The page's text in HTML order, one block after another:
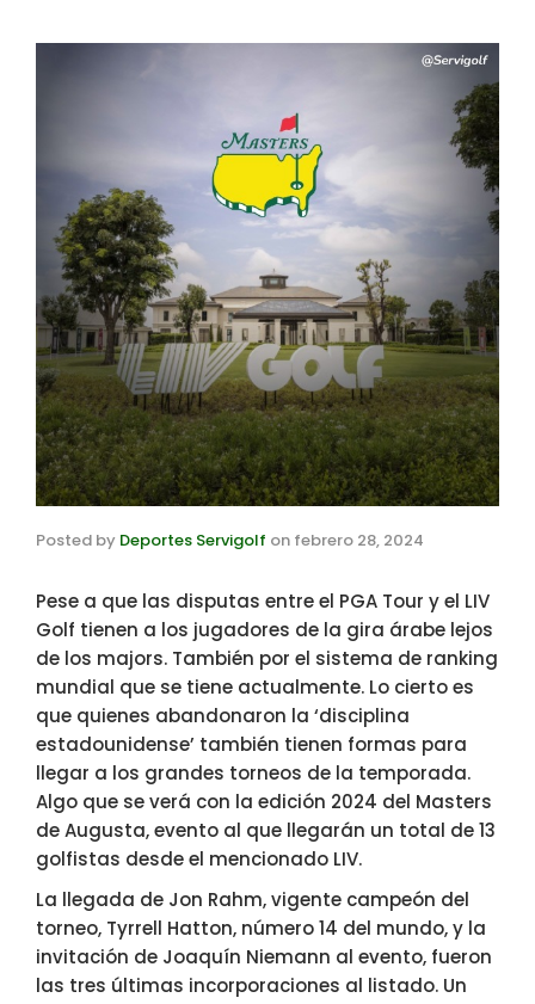
Posted by Deportes Servigolf on febrero 28, 2024
Pese a que las disputas entre el PGA Tour y el LIV
Golf tienen a los jugadores de la gira árabe lejos
de los majors. También por el sistema de ranking
mundial que se tiene actualmente. Lo cierto es
que quienes abandonaron la ‘disciplina
estadounidense’ también tienen formas para
llegar a los grandes torneos de la temporada.
Algo que se verá con la edición 2024 del Masters
de Augusta, evento al que llegarán un total de 13
golfistas desde el mencionado LIV.
La llegada de Jon Rahm, vigente campeón del
torneo, Tyrrell Hatton, número 14 del mundo, y la
invitación de Joaquín Niemann al evento, fueron
las tres últimas incorporaciones al listado. Un